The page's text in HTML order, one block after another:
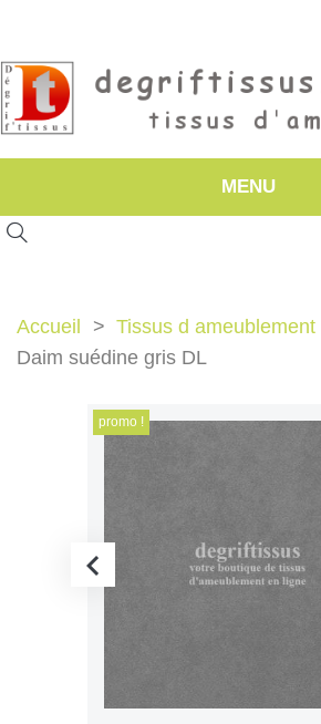
MENU
Accueil
Tissus d
Daim suédine gris DL
promo !